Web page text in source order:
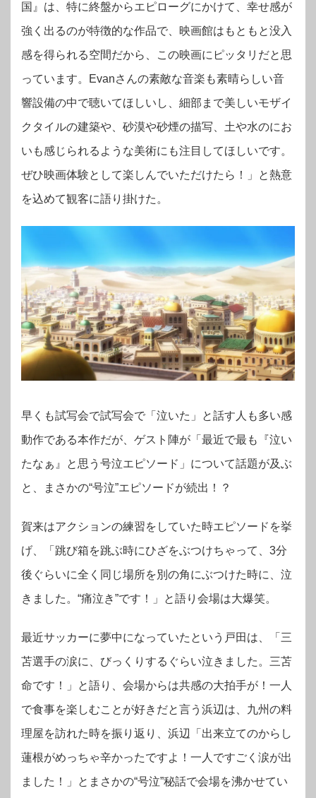
国』は、特に終盤からエピローグにかけて、幸せ感が
強く出るのが特徴的な作品で、映画館はもともと没入
感を得られる空間だから、この映画にピッタリだと思
っています。Evanさんの素敵な音楽も素晴らしい音
響設備の中で聴いてほしいし、細部まで美しいモザイ
クタイルの建築や、砂漠や砂煙の描写、土や水のにお
いも感じられるような美術にも注目してほしいです。
ぜひ映画体験として楽しんでいただけたら！」と熱意
を込めて観客に語り掛けた。
早くも試写会で試写会で「泣いた」と話す人も多い感
動作である本作だが、ゲスト陣が「最近で最も『泣い
たなぁ』と思う号泣エピソード」について話題が及ぶ
と、まさかの“号泣”エピソードが続出！？
賀来はアクションの練習をしていた時エピソードを挙
げ、「跳び箱を跳ぶ時にひざをぶつけちゃって、3分
後ぐらいに全く同じ場所を別の角にぶつけた時に、泣
きました。“痛泣き”です！」と語り会場は大爆笑。
最近サッカーに夢中になっていたという戸田は、「三
苫選手の涙に、びっくりするぐらい泣きました。三苫
命です！」と語り、会場からは共感の大拍手が！一人
で食事を楽しむことが好きだと言う浜辺は、九州の料
理屋を訪れた時を振り返り、浜辺「出来立てのからし
蓮根がめっちゃ辛かったですよ！一人ですごく涙が出
ました！」とまさかの“号泣”秘話で会場を沸かせてい